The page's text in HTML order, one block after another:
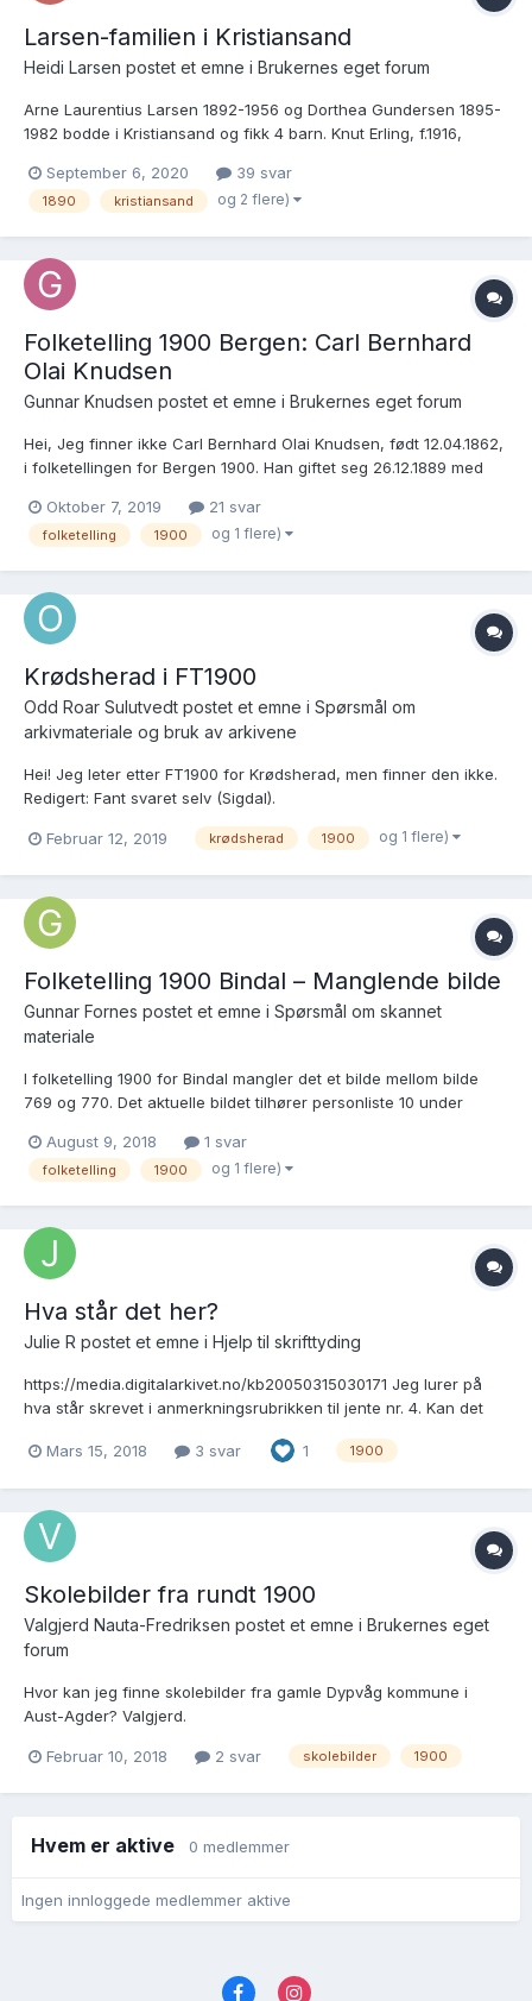
Larsen-familien i Kristiansand
Heidi Larsen postet et emne i Brukernes eget forum
Arne Laurentius Larsen 1892-1956 og Dorthea Gundersen 1895-
1982 bodde i Kristiansand og fikk 4 barn. Knut Erling, f.1916,
ikke fødselsår til Solveig. Ble Knut Erling eller Solveig gift? Finner
ingen info om dette. Hvor søker jeg?
September 6, 2020 39 svar
1890 kristiansand og 2 flere)
Folketelling 1900 Bergen: Carl Bernhard
Olai Knudsen
Gunnar Knudsen postet et emne i Brukernes eget forum
Hei, Jeg finner ikke Carl Bernhard Olai Knudsen, født 12.04.1862,
i folketellingen for Bergen 1900. Han giftet seg 26.12.1889 med
Domkirken Sokneprestembete, H/Haa/L0037: Ministerialbok nr. D
4, 1880-1907, s. 87 Brukslenke for si...
Oktober 7, 2019 21 svar
folketelling 1900 og 1 flere)
Krødsherad i FT1900
Odd Roar Sulutvedt postet et emne i Spørsmål om
arkivmateriale og bruk av arkivene
Hei! Jeg leter etter FT1900 for Krødsherad, men finner den ikke.
Redigert: Fant svaret selv (Sigdal).
Februar 12, 2019 krødsherad 1900 og 1 flere)
Folketelling 1900 Bindal – Manglende bilde
Gunnar Fornes postet et emne i Spørsmål om skannet
materiale
I folketelling 1900 for Bindal mangler det et bilde mellom bilde
769 og 770. Det aktuelle bildet tilhører personliste 10 under
fødselsår og fødested. I avskriften av folketellingen på
Digitalarkivet finnes alle opplysninge...
August 9, 2018 1 svar
folketelling 1900 og 1 flere)
Hva står det her?
Julie R postet et emne i Hjelp til skrifttyding
https://media.digitalarkivet.no/kb20050315030171 Jeg lurer på
hva står skrevet i anmerkningsrubrikken til jente nr. 4. Kan det
Mars 15, 2018
3 svar 1 1900
Skolebilder fra rundt 1900
Valgjerd Nauta-Fredriksen postet et emne i Brukernes eget
forum
Hvor kan jeg finne skolebilder fra gamle Dypvåg kommune i
Aust-Agder? Valgjerd.
Februar 10, 2018 2 svar skolebilder 1900
Hvem er aktive 0 medlemmer
Ingen innloggede medlemmer aktive